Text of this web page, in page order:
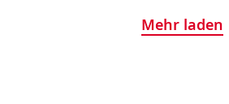
Mehr laden